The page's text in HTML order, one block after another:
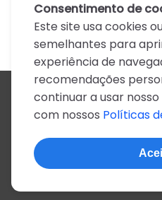
Todos
A
B C D E F
N
O P Q R S
Z
Consentimento de
Este site usa cookies
semelhantes para
experiência de
recomendações
continuar a usar
com nossos Políticas